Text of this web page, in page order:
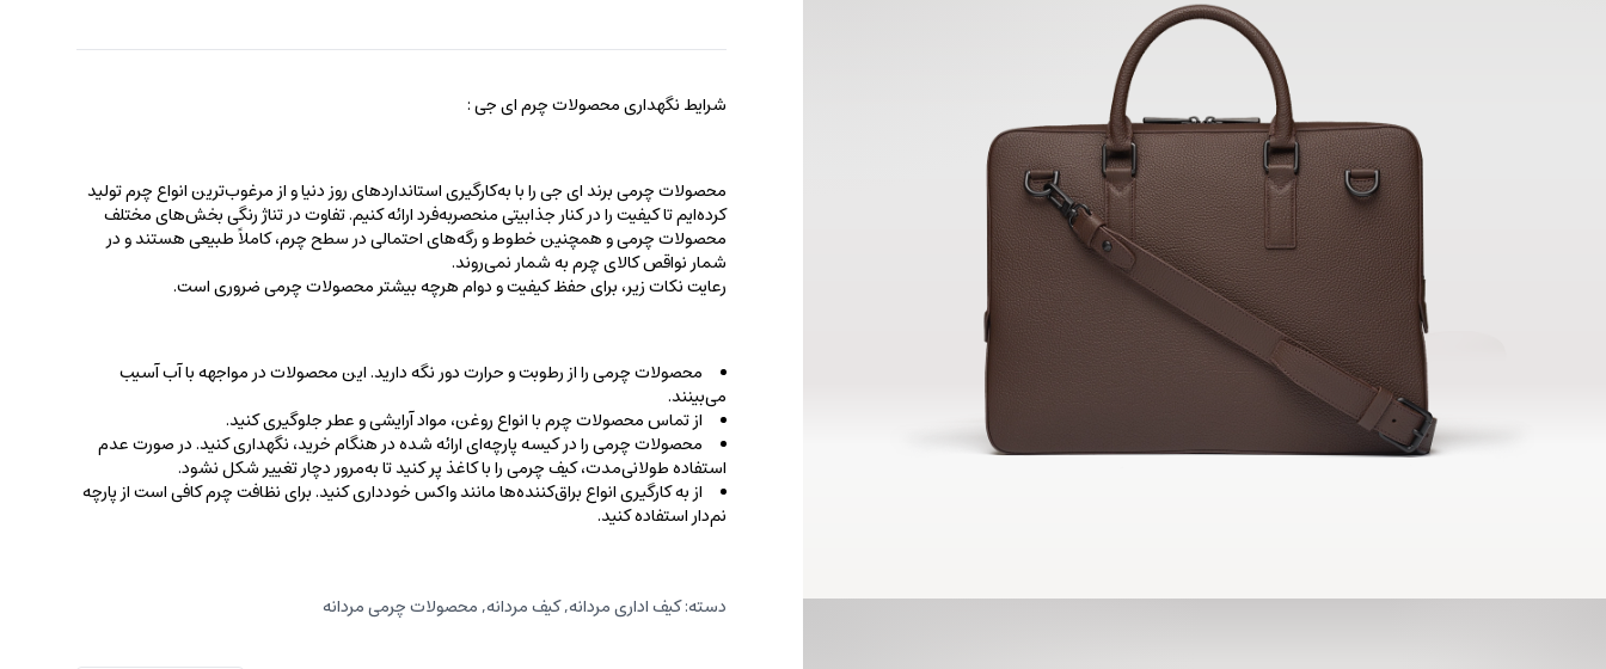
عدد
شرایط نگهداری محصولات چرم ای جی :
محصولات چرمی برند ای جی را با به‌کارگیری استانداردهای روز دنیا و از مرغوب‌ترین انواع چرم تولید
کرده‌ایم تا کیفیت را در کنار جذابیتی منحصربه‌فرد ارائه کنیم. تفاوت در تناژ رنگی بخش‌های مختلف
محصولات چرمی و همچنین خطوط و رگه‌‌های احتمالی در سطح چرم، کاملاً طبیعی هستند و در
شمار نواقص کالای چرم به شمار نمی‌روند.
رعایت نکات زیر، برای حفظ کیفیت و دوام هرچه بیشتر محصولات چرمی ضروری است.
محصولات چرمی را از رطوبت و حرارت دور نگه دارید. این محصولات در مواجهه با آب آسیب
می‌بینند.
از تماس محصولات چرم با انواع روغن‌، مواد آرایشی و عطر جلوگیری کنید.
محصولات چرمی را در کیسه‌ پارچه‌ای ارائه شده در هنگام خرید، ‌نگهداری کنید. در صورت عدم
استفاده طولانی‌مدت، کیف‌ چرمی را با کاغذ پر کنید تا به‌مرور دچار تغییر شکل نشود.
از به کارگیری انواع براق‌کننده‌ها مانند واکس خودداری کنید. برای نظافت چرم کافی است از پارچه‌
نم‌دار استفاده کنید.
دسته:کیف اداری مردانه,کیف مردانه,محصولات چرمی مردانه